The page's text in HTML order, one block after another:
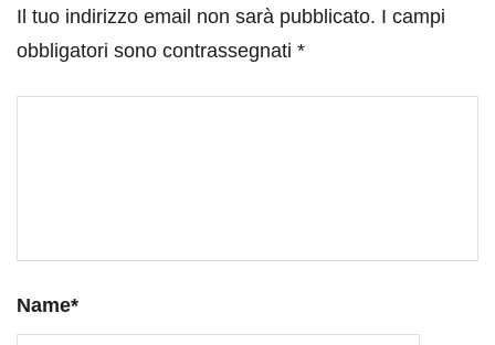
Il tuo indirizzo email non sarà pubblicato. I campi
obbligatori sono contrassegnati *
Name*